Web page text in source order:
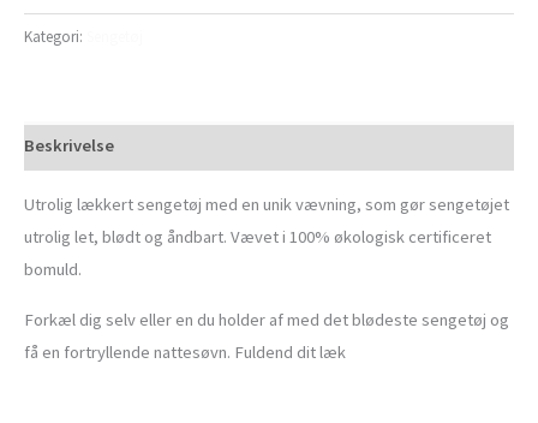
Kategori:
Beskrivelse
Utrolig lækkert sengetøj med en unik vævning, som gør sengetøjet
utrolig let, blødt og åndbart. Vævet i 100% økologisk certificeret
bomuld.
Forkæl dig selv eller en du holder af med det blødeste sengetøj og
få en fortryllende nattesøvn. Fuldend dit læk